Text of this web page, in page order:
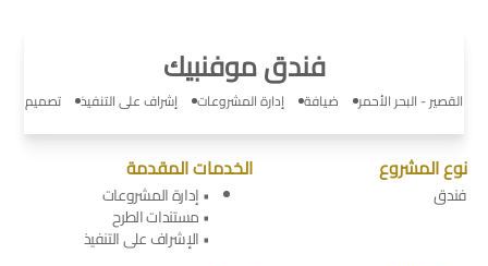
فندق موفنبيك
القصير - البحر الأحمر ضيافة إدارة المشروعات إشراف على التنفيذ تصميم
نوع المشروع
فندق
الخدمات المقدمة
• إدارة المشروعات
• مستندات الطرح
• الإشراف على التنفيذ